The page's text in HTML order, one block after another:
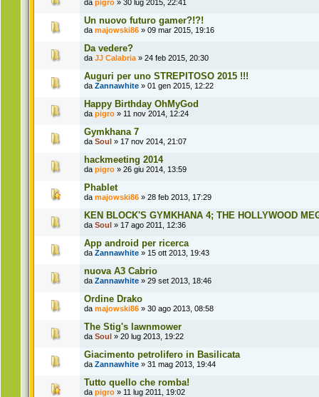
da pigro » 30 lug 2015, 22:41
Un nuovo futuro gamer?!?!
da majowski86 » 09 mar 2015, 19:16
Da vedere?
da JJ Calabria » 24 feb 2015, 20:30
Auguri per uno STREPITOSO 2015 !!!
da Zannawhite » 01 gen 2015, 12:22
Happy Birthday OhMyGod
da pigro » 11 nov 2014, 12:24
Gymkhana 7
da Soul » 17 nov 2014, 21:07
hackmeeting 2014
da pigro » 26 giu 2014, 13:59
Phablet
da majowski86 » 28 feb 2013, 17:29
KEN BLOCK'S GYMKHANA 4; THE HOLLYWOOD
da Soul » 17 ago 2011, 12:36
App android per ricerca
da Zannawhite » 15 ott 2013, 19:43
nuova A3 Cabrio
da Zannawhite » 29 set 2013, 18:46
Ordine Drako
da majowski86 » 30 ago 2013, 08:58
The Stig's lawnmower
da Soul » 20 lug 2013, 19:22
Giacimento petrolifero in Basilicata
da Zannawhite » 31 mag 2013, 19:44
Tutto quello che romba!
da pigro » 11 lug 2011, 19:02